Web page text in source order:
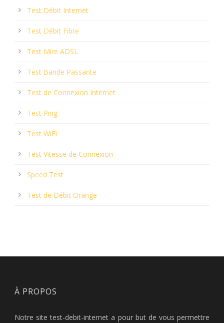
Test Débit Internet
Test Débit Fibre
Test Mire ADSL
Test Bande Passante
Test de Connexion Internet
Test Ping
Test WiFi
Test Vitesse de Connexion
Speed Test
Test de Débit Orange
À PROPOS
Notre site test-debit-internet a pour but de vous permettre